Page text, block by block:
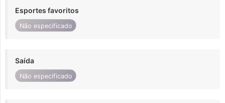
Esportes favoritos
Não especificado
Saída
Não especificado